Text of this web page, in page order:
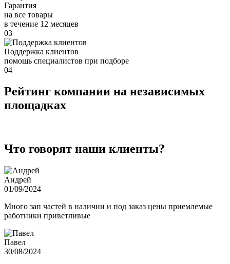
Гарантия
на все товары
в течение 12 месяцев
03
Поддержка клиентов
помощь специалистов при подборе
04
Рейтинг компании на независимых
площадках
Что говорят наши клиенты?
Андрей
01/09/2024
Много зап частей в наличии и под заказ цены приемлемые
работники приветливые
Павел
30/08/2024